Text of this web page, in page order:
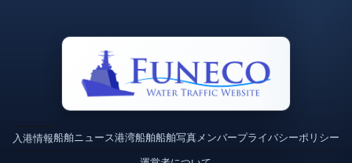
入港情報船舶ニュース港湾船舶船舶写真メンバープライバシーポリシー